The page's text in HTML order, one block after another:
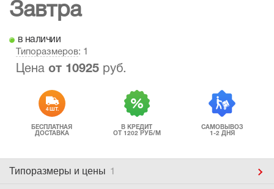
Завтра
в наличии
Типоразмеров: 1
Цена от 10925 руб.
4 ШТ.
БЕСПЛАТНАЯ
ДОСТАВКА
В КРЕДИТ
ОТ 1202 РУБ/М
САМОВЫВОЗ
1-2 ДНЯ
Типоразмеры и цены 1